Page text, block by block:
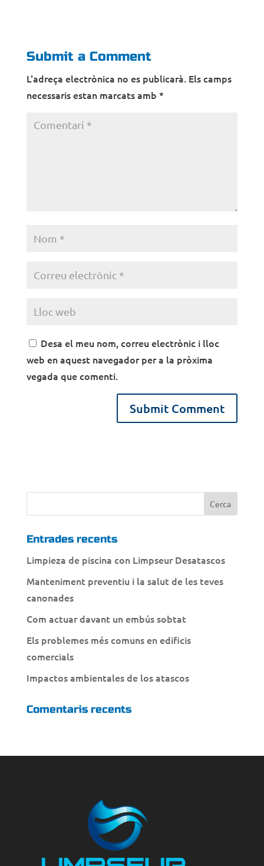
Submit a Comment
L'adreça electrònica no es publicarà. Els camps
necessaris estan marcats amb *
Desa el meu nom, correu electrònic i lloc
web en aquest navegador per a la pròxima
vegada que comenti.
Entrades recents
Limpieza de piscina con Limpseur Desatascos
Manteniment preventiu i la salut de les teves
canonades
Com actuar davant un embús sobtat
Els problemes més comuns en edificis
comercials
Impactos ambientales de los atascos
Comentaris recents